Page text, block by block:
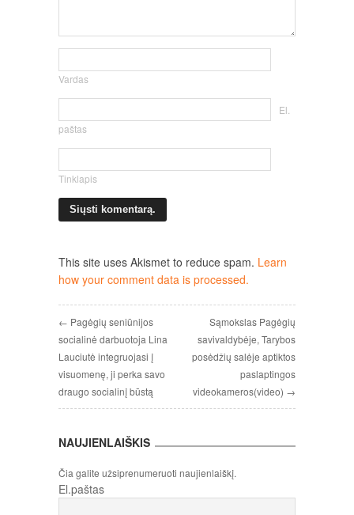
Vardas
El.
paštas
Tinklapis
This site uses Akismet to reduce spam. Learn
how your comment data is processed.
← Pagėgių seniūnijos
socialinė darbuotoja Lina
Lauciutė integruojasi į
visuomenę, ji perka savo
draugo socialinį būstą
Sąmokslas Pagėgių
savivaldybėje, Tarybos
posėdžių salėje aptiktos
paslaptingos
videokameros(video) →
NAUJIENLAIŠKIS
Čia galite užsiprenumeruoti naujienlaiškį.
El.paštas